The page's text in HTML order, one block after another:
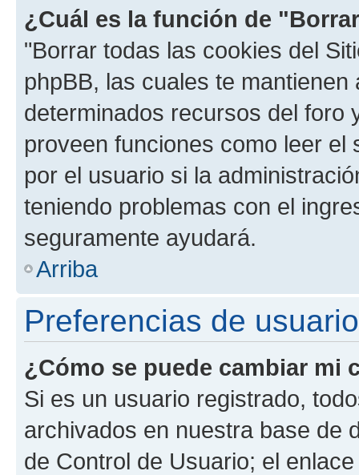
¿Cuál es la función de
"Borrar todas las cookies del
phpBB, las cuales te
determinados recursos del foro
proveen funciones como leer el
por el usuario si la
teniendo problemas con el
seguramente ayudará.
Arriba
Preferencias de
¿Cómo se puede cambiar mi
Si es un usuario registrado,
archivados en nuestra base de
de Control de Usuario; el